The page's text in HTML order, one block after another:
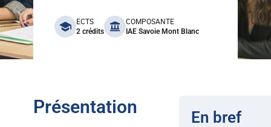
benefits
ECTS
2 crédits
COMPOSANTE
IAE Savoie Mont Blanc
Présentation En bref